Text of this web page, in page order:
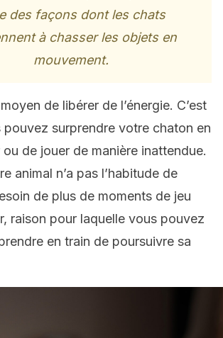
des façons dont les chats
à chasser les objets en
mouvement.
de libérer de l’énergie. C’est
surprendre votre chaton en
de jouer de manière inattendue.
animal n’a pas l’habitude de
de plus de moments de jeu
raison pour laquelle vous pouvez
en train de poursuivre sa